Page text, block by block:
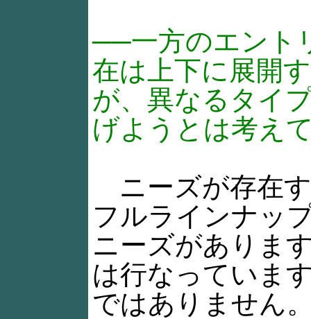
──一方のエント
在は上下に展開
が、異なるタイ
げようとは考え
ニーズが存在
フルラインナッ
ニーズがありま
は行なっていま
ではありません